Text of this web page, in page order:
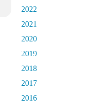
2022
2021
2020
2019
2018
2017
2016